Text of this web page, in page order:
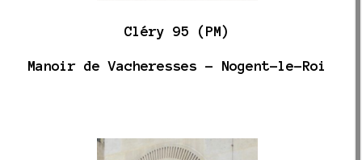
Cléry 95 (PM)
Manoir de Vacheresses - Nogent-le-Roi